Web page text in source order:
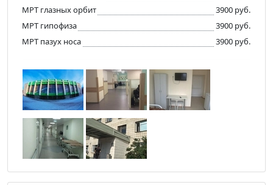
МРТ глазных орбит
3900 руб.
МРТ гипофиза
3900 руб.
МРТ пазух носа
3900 руб.